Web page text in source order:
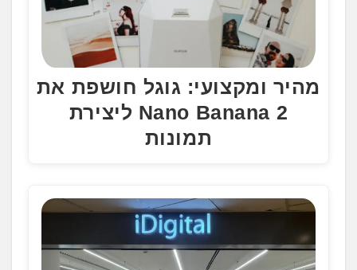
מהיר ומקצועי: גוגל חושפת את
Nano Banana 2 ליצירת
תמונות